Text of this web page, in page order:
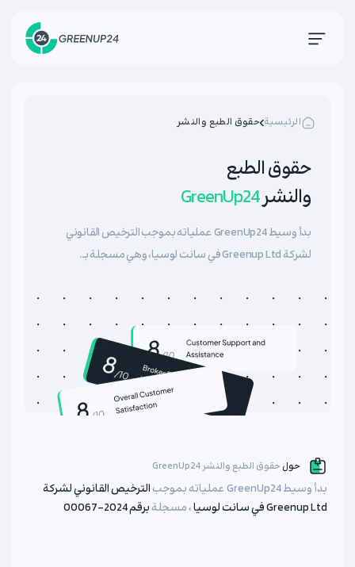
الرئيسية حقوق الطبع والنشر
حقوق الطبع
والنشرGreenUp24
بدأ وسيط GreenUp24 عملياته بموجب الترخيص القانوني
لشركة Greenup Ltd في سانت لوسيا، وهي مسجلة بـ.
حول حقوق الطبع والنشر GreenUp24
بدأ وسيط GreenUp24 عملياته بموجب
الترخيص القانوني لشركة
Greenup Ltd في سانت لوسيا
، مسجلةبرقم 2024-00067